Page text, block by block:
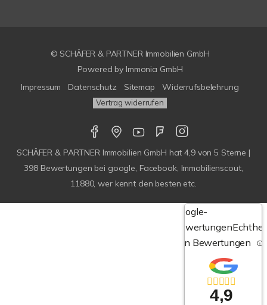
© SCHÄFER & PARTNER Immobilien GmbH
Powered by Immonia GmbH
Impressum
Datenschutz Sitemap Widerrufsbelehrung
Vertrag widerrufen
SCHÄFER & PARTNER Immobilien GmbH hat4,9von5 Sterne |
398 Bewertungen bei google, Facebook, Immobilienscout,
11880, wer kennt den besten etc.
Google-
Bewertungen
von Bewertungen
4,9